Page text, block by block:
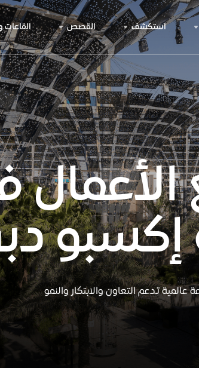
استكشف القصص القاعات
إكسبو
عالمية تدعم التعاون والابتكار والنمو